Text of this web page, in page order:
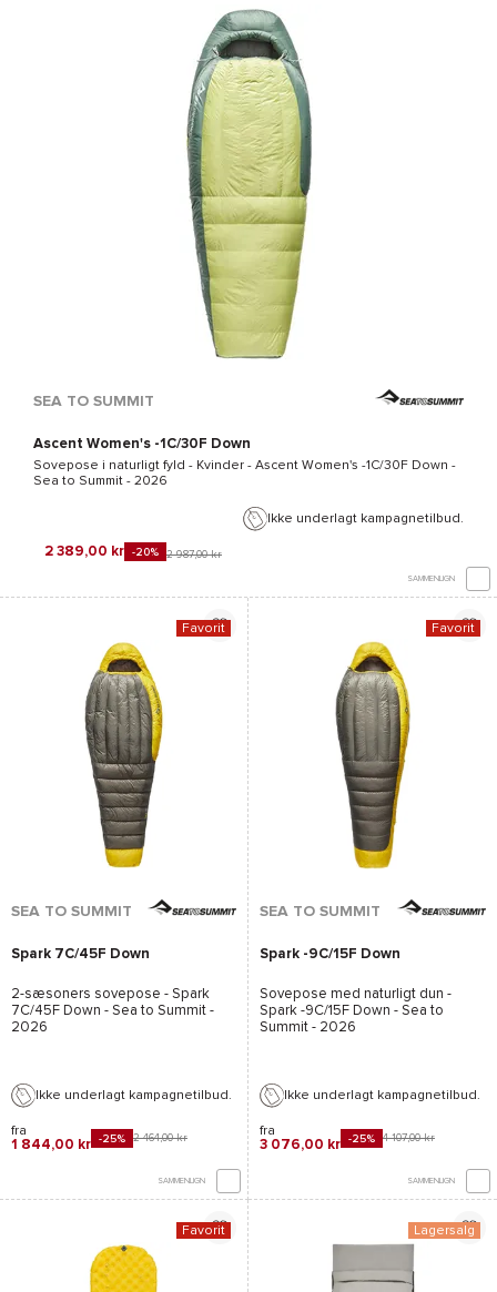
SEA TO SUMMIT
Ascent Women's -1C/30F Down
Sovepose i naturligt fyld - Kvinder - Ascent Women's -1C/30F Down -
Sea to Summit - 2026
Ikke underlagt kampagnetilbud.
2 389,00 kr -20% 2 987,00 kr
SAMMENLIGN
Favorit
SEA TO SUMMIT
Spark 7C/45F Down
2-sæsoners sovepose - Spark
7C/45F Down - Sea to Summit -
2026
Ikke underlagt kampagnetilbud.
fra
1 844,00 kr -25% 2 464,00 kr
SAMMENLIGN
Favorit
SEA TO SUMMIT
Spark -9C/15F Down
Sovepose med naturligt dun -
Spark -9C/15F Down - Sea to
Summit - 2026
Ikke underlagt kampagnetilbud.
fra
3 076,00 kr -25% 4 107,00 kr
SAMMENLIGN
Favorit Lagersalg